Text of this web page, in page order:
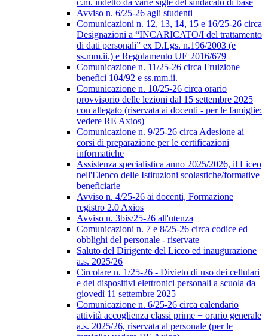
c.m. indetto da varie sigle del sindacato di base
Avviso n. 6/25-26 agli studenti
Comunicazioni n. 12, 13, 14, 15 e 16/25-26 circa
Designazioni a “INCARICATO/I del trattamento
di dati personali” ex D.Lgs. n.196/2003 (e
ss.mm.ii.) e Regolamento UE 2016/679
Comunicazione n. 11/25-26 circa Fruizione
benefici 104/92 e ss.mm.ii.
Comunicazione n. 10/25-26 circa orario
provvisorio delle lezioni dal 15 settembre 2025
con allegato (riservata ai docenti - per le famiglie:
vedere RE Axios)
Comunicazione n. 9/25-26 circa Adesione ai
corsi di preparazione per le certificazioni
informatiche
Assistenza specialistica anno 2025/2026, il Liceo
nell'Elenco delle Istituzioni scolastiche/formative
beneficiarie
Avviso n. 4/25-26 ai docenti, Formazione
registro 2.0 Axios
Avviso n. 3bis/25-26 all'utenza
Comunicazioni n. 7 e 8/25-26 circa codice ed
obblighi del personale - riservate
Saluto del Dirigente del Liceo ed inaugurazione
a.s. 2025/26
Circolare n. 1/25-26 - Divieto di uso dei cellulari
e dei dispositivi elettronici personali a scuola da
giovedì 11 settembre 2025
Comunicazione n. 6/25-26 circa calendario
attività accoglienza classi prime + orario generale
a.s. 2025/26, riservata al personale (per le